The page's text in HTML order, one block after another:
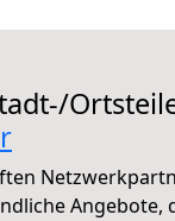
Angebote,